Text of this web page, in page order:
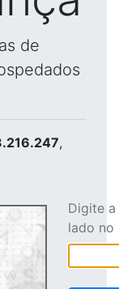
de
,
Digite
lado no